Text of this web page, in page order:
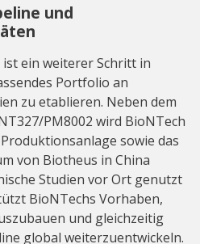
und
ein weiterer Schritt in
Portfolio an
zu etablieren. Neben dem
PM8002 wird BioNTech
sowie das
von Biotheus in China
Studien vor Ort genutzt
BioNTechs Vorhaben,
und gleichzeitig
global weiterzuentwickeln.